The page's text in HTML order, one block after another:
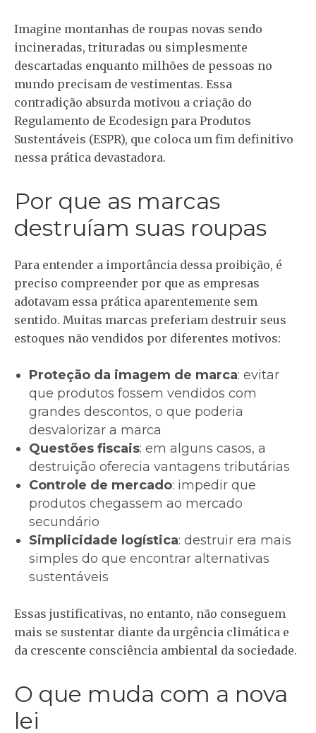
Imagine montanhas de roupas novas sendo
incineradas, trituradas ou simplesmente
descartadas enquanto milhões de pessoas no
mundo precisam de vestimentas. Essa
contradição absurda motivou a criação do
Regulamento de Ecodesign para Produtos
Sustentáveis (ESPR), que coloca um fim definitivo
nessa prática devastadora.
Por que as marcas
destruíam suas roupas
Para entender a importância dessa proibição, é
preciso compreender por que as empresas
adotavam essa prática aparentemente sem
sentido. Muitas marcas preferiam destruir seus
estoques não vendidos por diferentes motivos:
Proteção da imagem de marca: evitar
que produtos fossem vendidos com
grandes descontos, o que poderia
desvalorizar a marca
Questões fiscais: em alguns casos, a
destruição oferecia vantagens tributárias
Controle de mercado: impedir que
produtos chegassem ao mercado
secundário
Simplicidade logística: destruir era mais
simples do que encontrar alternativas
sustentáveis
Essas justificativas, no entanto, não conseguem
mais se sustentar diante da urgência climática e
da crescente consciência ambiental da sociedade.
O que muda com a nova
lei